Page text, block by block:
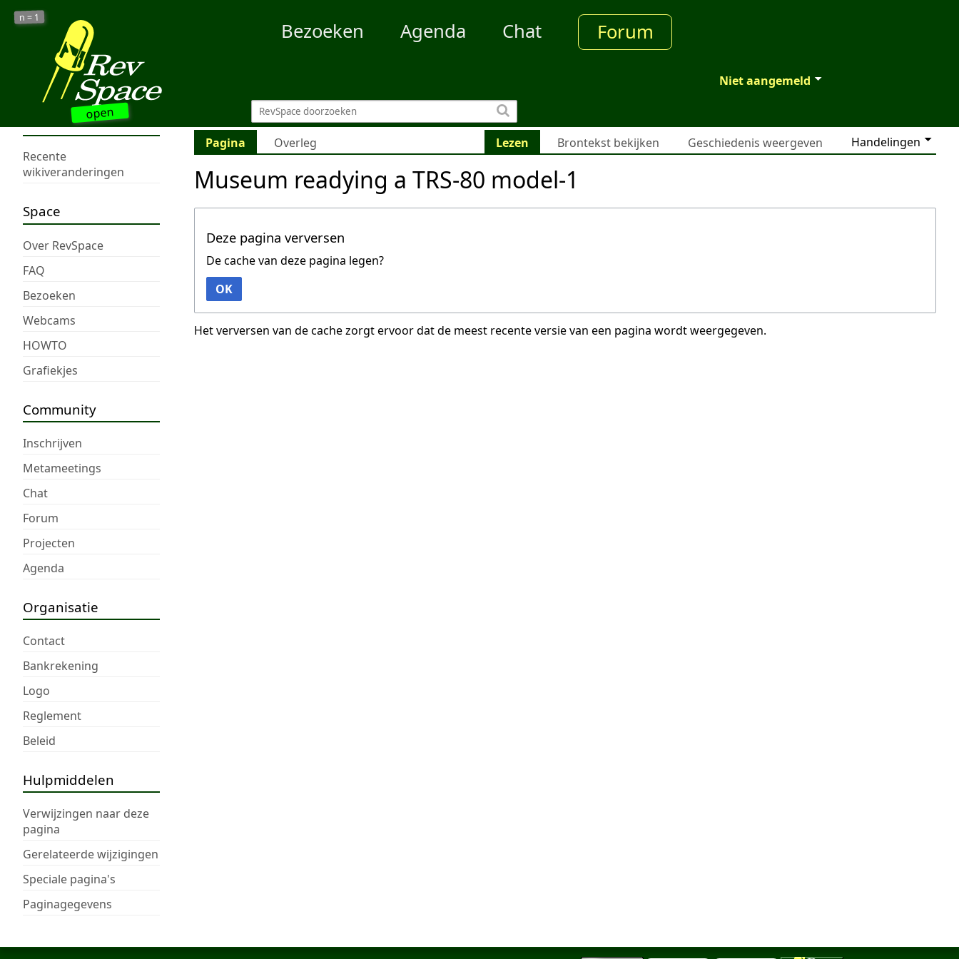
open
n = 1
Bezoeken Agenda Chat Forum
Niet aangemeld
Recente
wikiveranderingen
Space
Over RevSpace
FAQ
Bezoeken
Webcams
HOWTO
Grafiekjes
Community
Inschrijven
Metameetings
Chat
Forum
Projecten
Agenda
Organisatie
Contact
Bankrekening
Logo
Reglement
Beleid
Hulpmiddelen
Verwijzingen naar deze
pagina
Gerelateerde wijzigingen
Speciale pagina's
Paginagegevens
Pagina Overleg Handelingen
Lezen Brontekst bekijken Geschiedenis weergeven
Museum readying a TRS-80 model-1
Deze pagina verversen
De cache van deze pagina legen?
OK
Het verversen van de cache zorgt ervoor dat de meest recente versie van een pagina wordt weergegeven.